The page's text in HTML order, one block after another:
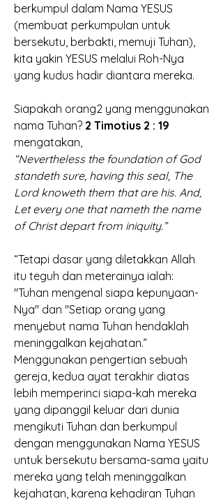
berkumpul dalam Nama YESUS
(membuat perkumpulan untuk
bersekutu, berbakti, memuji Tuhan),
kita yakin YESUS melalui Roh-Nya
yang kudus hadir diantara mereka.
Siapakah orang2 yang menggunakan
nama Tuhan?
mengatakan,
“Nevertheless the foundation of God
standeth sure, having this seal, The
Lord knoweth them that are his. And,
Let every one that nameth the name
of Christ depart from iniquity.”
“Tetapi dasar yang diletakkan Allah
itu teguh dan meterainya ialah:
"Tuhan mengenal siapa kepunyaan-
Nya" dan "Setiap orang yang
menyebut nama Tuhan hendaklah
meninggalkan kejahatan.”
Menggunakan pengertian sebuah
gereja, kedua ayat terakhir diatas
lebih memperinci siapa-kah mereka
yang dipanggil keluar dari dunia
mengikuti Tuhan dan berkumpul
dengan menggunakan Nama YESUS
untuk bersekutu bersama-sama yaitu
mereka yang telah meninggalkan
kejahatan, karena kehadiran Tuhan